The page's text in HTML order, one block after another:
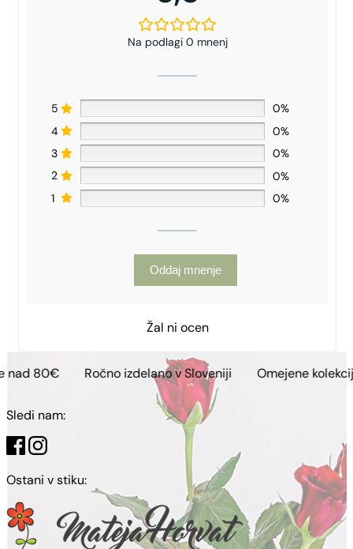
Na podlagi 0 mnenj
5
0%
4
0%
3
0%
2
0%
1
0%
Oddaj mnenje
Žal ni ocen
Ročno izdelano v Sloveniji Omejene kolekcije
Sledi nam:
Ostani v stiku: